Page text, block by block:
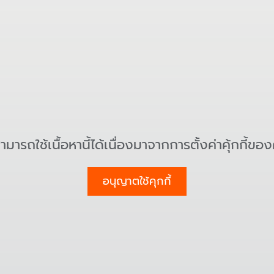
มารถใช้เนื้อหานี้ได้เนื่องมาจากการตั้งค่าคุ้กกี้ข
อนุญาตใช้คุกกี้